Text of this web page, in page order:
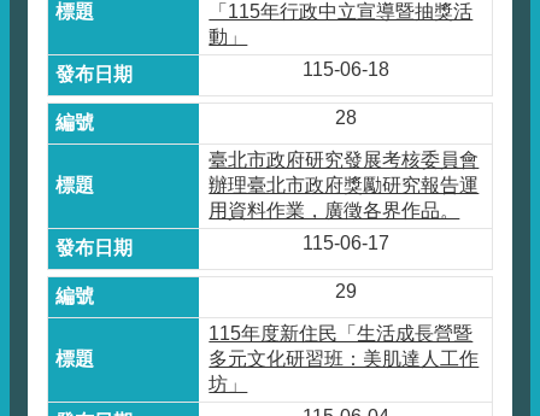
「115年行政中立宣導暨抽獎活
動」
115-06-18
28
臺北市政府研究發展考核委員會
辦理臺北市政府獎勵研究報告運
用資料作業，廣徵各界作品。
115-06-17
29
115年度新住民「生活成長營暨
多元文化研習班：美肌達人工作
坊」